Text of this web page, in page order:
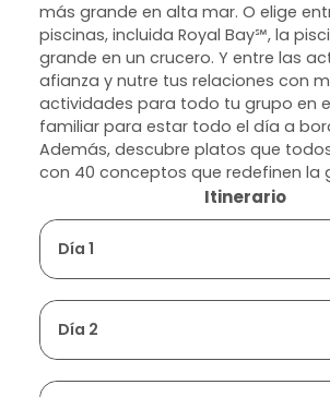
más grande en alta mar. O elige
piscinas, incluida Royal Bay℠, la
grande en un crucero. Y entre las
afianza y nutre tus relaciones con
actividades para todo tu grupo en
familiar para estar todo el día a
Además, descubre platos que
con 40 conceptos que redefinen la
Itinerario
Día 1
Día 2